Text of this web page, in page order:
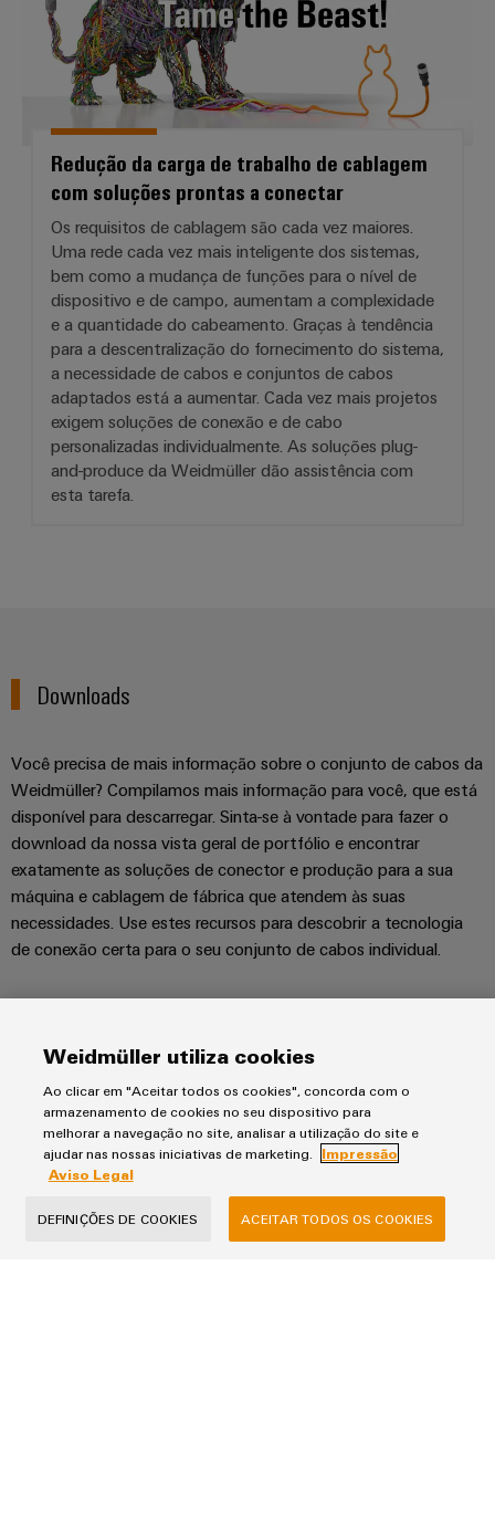
Redução da carga de trabalho de cablagem
com soluções prontas a conectar
Os requisitos de cablagem são cada vez maiores.
Uma rede cada vez mais inteligente dos sistemas,
bem como a mudança de funções para o nível de
dispositivo e de campo, aumentam a complexidade
e a quantidade do cabeamento. Graças à tendência
para a descentralização do fornecimento do sistema,
a necessidade de cabos e conjuntos de cabos
adaptados está a aumentar. Cada vez mais projetos
exigem soluções de conexão e de cabo
personalizadas individualmente. As soluções plug-
and-produce da Weidmüller dão assistência com
esta tarefa.
Downloads
Você precisa de mais informação sobre o conjunto de cabos da
Weidmüller? Compilamos mais informação para você, que está
disponível para descarregar. Sinta-se à vontade para fazer o
download da nossa vista geral de portfólio e encontrar
exatamente as soluções de conector e produção para a sua
máquina e cablagem de fábrica que atendem às suas
necessidades. Use estes recursos para descobrir a tecnologia
de conexão certa para o seu conjunto de cabos individual.
Flyer
Reduza a sua carga de trabalho de cablagem com soluções
simples plug-and-produce da Weidmüller
3,0 MB
Weidmüller utiliza cookies
Ao clicar em "Aceitar todos os cookies", concorda com o
armazenamento de cookies no seu dispositivo para
melhorar a navegação no site, analisar a utilização do site e
ajudar nas nossas iniciativas de marketing.
Impressão
Aviso Legal
DEFINIÇÕES DE COOKIES ACEITAR TODOS OS COOKIES